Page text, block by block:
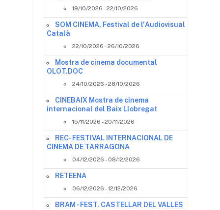
19/10/2026 - 22/10/2026
SOM CINEMA, Festival de l'Audiovisual
Català
22/10/2026 - 26/10/2026
Mostra de cinema documental
OLOT.DOC
24/10/2026 - 28/10/2026
CINEBAIX Mostra de cinema
internacional del Baix Llobregat
15/11/2026 - 20/11/2026
REC- FESTIVAL INTERNACIONAL DE
CINEMA DE TARRAGONA
04/12/2026 - 08/12/2026
RETEENA
06/12/2026 - 12/12/2026
BRAM - FEST. CASTELLAR DEL VALLES